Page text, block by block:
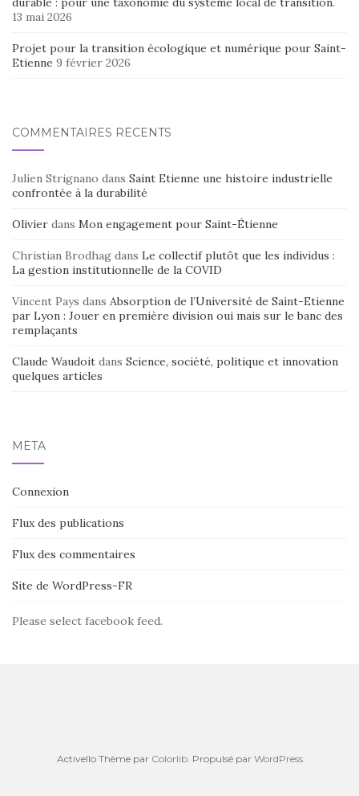
13 mai 2026
Projet pour la transition écologique et numérique pour Saint-
Etienne 9 février 2026
COMMENTAIRES RÉCENTS
Julien Strignano dans Saint Etienne une histoire industrielle
confrontée à la durabilité
Olivier dans Mon engagement pour Saint-Étienne
Christian Brodhag dans Le collectif plutôt que les individus :
La gestion institutionnelle de la COVID
Vincent Pays dans Absorption de l’Université de Saint-Etienne
par Lyon : Jouer en première division oui mais sur le banc des
remplaçants
Claude Waudoit dans Science, société, politique et innovation
quelques articles
MÉTA
Connexion
Flux des publications
Flux des commentaires
Site de WordPress-FR
Please select facebook feed.
Activello Thème par Colorlib. Propulsé par WordPress